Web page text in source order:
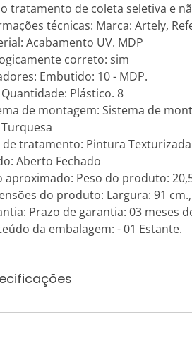
tratamento de coleta seletiva e
técnicas: Marca: Artely,
Acabamento UV. MDP
correto: sim
Embutido: 10 - MDP.
Quantidade: Plástico. 8
de montagem: Sistema de
de tratamento: Pintura
Aberto Fechado
aproximado: Peso do produto:
do produto: Largura: 91
Prazo de garantia: 03 meses
da embalagem: - 01 Estante.